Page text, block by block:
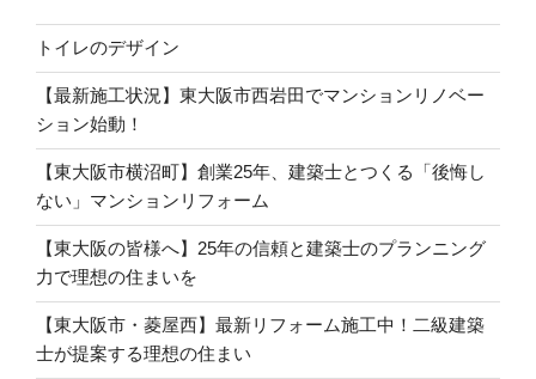
トイレのデザイン
【最新施工状況】東大阪市西岩田でマンションリノベー
ション始動！
【東大阪市横沼町】創業25年、建築士とつくる「後悔し
ない」マンションリフォーム
【東大阪の皆様へ】25年の信頼と建築士のプランニング
力で理想の住まいを
【東大阪市・菱屋西】最新リフォーム施工中！二級建築
士が提案する理想の住まい